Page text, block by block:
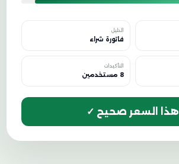
الدليل
فاتورة شراء
التأكيدات
8 مستخدمين
هذا السعر صحيح ✓